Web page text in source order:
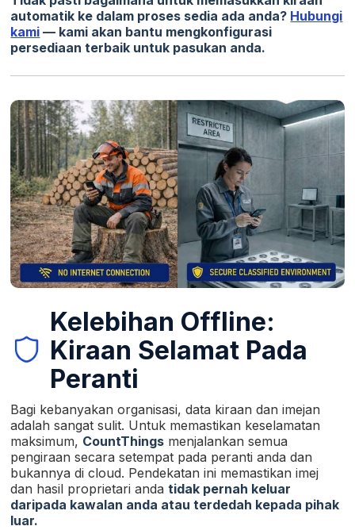
automatik ke dalam proses sedia ada anda? Hubungi
kami — kami akan bantu mengkonfigurasi
persediaan terbaik untuk pasukan anda.
Kelebihan Offline:
Kiraan Selamat Pada
Peranti
Bagi kebanyakan organisasi, data kiraan dan imejan
adalah sangat sulit. Untuk memastikan keselamatan
maksimum, CountThings menjalankan semua
pengiraan secara setempat pada peranti anda dan
bukannya di cloud. Pendekatan ini memastikan imej
dan hasil proprietari andatidak pernah keluar
daripada kawalan anda atau terdedah kepada pihak
luar.